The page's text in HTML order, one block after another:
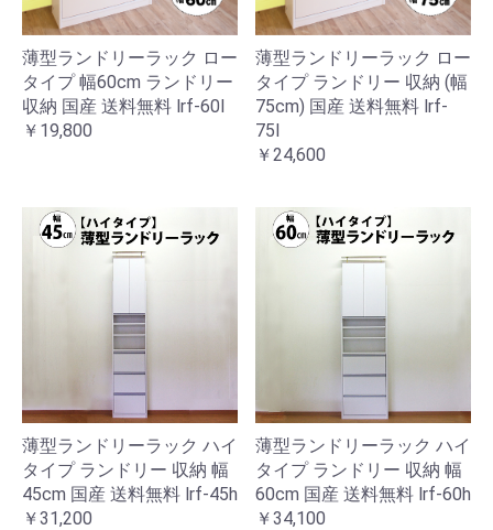
薄型ランドリーラック ロー
タイプ 幅60cm ランドリー
収納 国産 送料無料 lrf-60l
￥19,800
薄型ランドリーラック ロー
タイプ ランドリー 収納 (幅
75cm) 国産 送料無料 lrf-
75l
￥24,600
薄型ランドリーラック ハイ
タイプ ランドリー 収納 幅
45cm 国産 送料無料 lrf-45h
￥31,200
薄型ランドリーラック ハイ
タイプ ランドリー 収納 幅
60cm 国産 送料無料 lrf-60h
￥34,100